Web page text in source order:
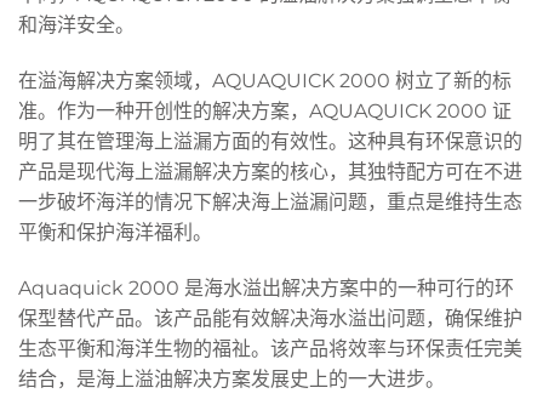
和海洋安全。
在溢海解决方案领域，AQUAQUICK 2000 树立了新的标
准。作为一种开创性的解决方案，AQUAQUICK 2000 证
明了其在管理海上溢漏方面的有效性。这种具有环保意识的
产品是现代海上溢漏解决方案的核心，其独特配方可在不进
一步破坏海洋的情况下解决海上溢漏问题，重点是维持生态
平衡和保护海洋福利。
Aquaquick 2000 是海水溢出解决方案中的一种可行的环
保型替代产品。该产品能有效解决海水溢出问题，确保维护
生态平衡和海洋生物的福祉。该产品将效率与环保责任完美
结合，是海上溢油解决方案发展史上的一大进步。